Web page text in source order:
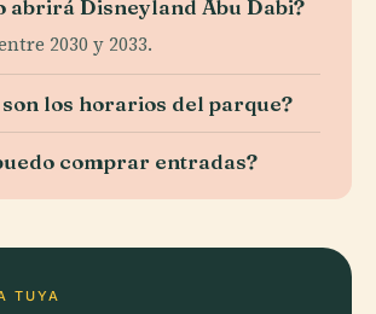
abrirá Disneyland Abu Dabi?
2030 y 2033.
son los horarios del parque?
comprar entradas?
TUYA